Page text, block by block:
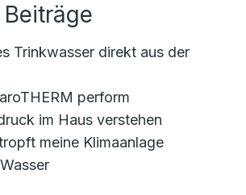
Trinkwasser direkt aus der
perform
im Haus verstehen
meine Klimaanlage